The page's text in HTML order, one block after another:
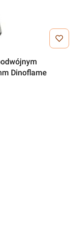
Dinoflame